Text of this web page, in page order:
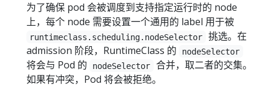
为了确保 pod 会被调度到支持指定运行时的 node
上，每个 node 需要设置一个通用的 label 用于被
runtimeclass.scheduling.nodeSelector
挑选。在
admission 阶段，RuntimeClass 的
nodeSelector
将会与 Pod 的 nodeSelector
合并，取二者的交集。
如果有冲突，Pod 将会被拒绝。